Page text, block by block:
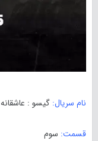
نام سریال: گیسو : عاشقانه 2
قسمت: سوم